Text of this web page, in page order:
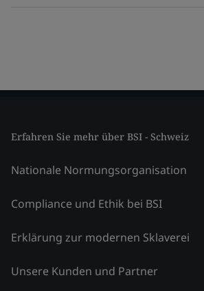
Erfahren Sie mehr über BSI - Schweiz
Nationale Normungsorganisation
Compliance und Ethik bei BSI
Erklärung zur modernen Sklaverei
Unsere Kunden und Partner